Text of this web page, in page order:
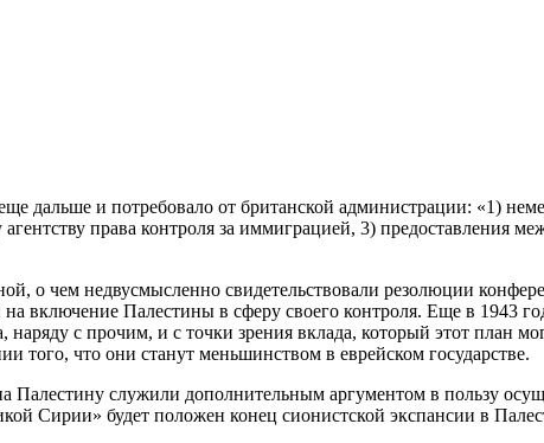
дальше и потребовало от британской администрации: «1)
права контроля за иммиграцией, 3) предоставления
о чем недвусмысленно свидетельствовали резолюции
включение Палестины в сферу своего контроля. Еще в 1943
наряду с прочим, и с точки зрения вклада, который этот
того, что они станут меньшинством в еврейском государстве.
Палестину служили дополнительным аргументом в пользу
Сирии» будет положен конец сионистской экспансии в